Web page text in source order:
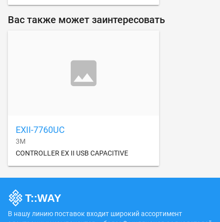
Вас также может заинтересовать
EXII-7760UC
3M
CONTROLLER EX II USB CAPACITIVE
В нашу линию поставок входит широкий ассортимент